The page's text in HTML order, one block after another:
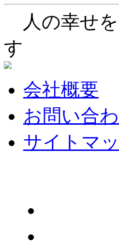
人の幸せを
す
会社概要
お問い合
サイトマ